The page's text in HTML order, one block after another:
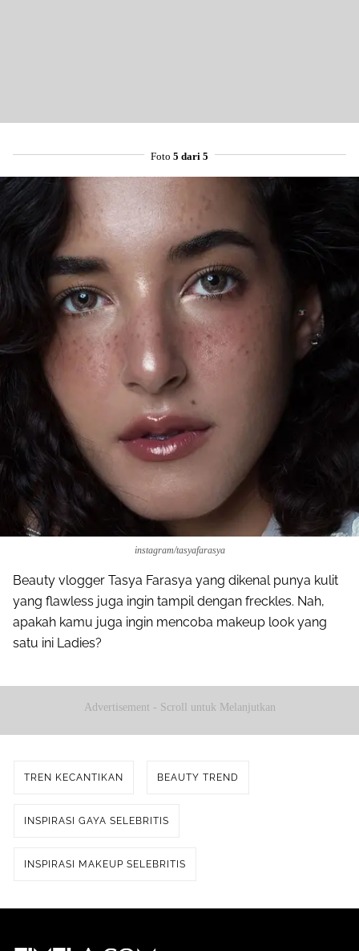
Foto 5 dari 5
instagram/tasyafarasya
Beauty vlogger Tasya Farasya yang dikenal punya kulit
yang flawless juga ingin tampil dengan freckles. Nah,
apakah kamu juga ingin mencoba makeup look yang
satu ini Ladies?
Advertisement - Scroll untuk Melanjutkan
TREN KECANTIKAN BEAUTY TREND
INSPIRASI GAYA SELEBRITIS
INSPIRASI MAKEUP SELEBRITIS